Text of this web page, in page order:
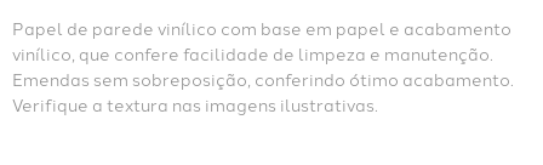
Papel de parede vinílico com base em papel e acabamento
vinílico, que confere facilidade de limpeza e manutenção.
Emendas sem sobreposição, conferindo ótimo acabamento.
Verifique a textura nas imagens ilustrativas.